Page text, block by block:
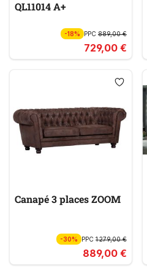
QL11014 A+
-18% PPC 889,00 €
729,00 €
Canapé 3 places ZOOM
-30% PPC 1 279,00 €
889,00 €